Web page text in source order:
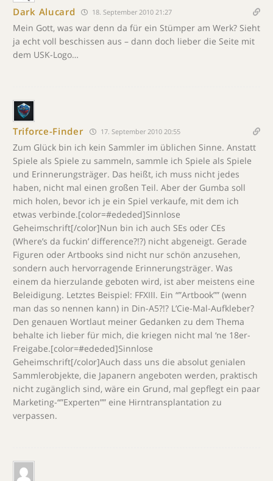
Dark Alucard 18. September 2010 21:27
Mein Gott, was war denn da für ein Stümper am Werk? Sieht
ja echt voll beschissen aus – dann doch lieber die Seite mit
dem USK-Logo…
Triforce-Finder 17. September 2010 20:55
Zum Glück bin ich kein Sammler im üblichen Sinne. Anstatt
Spiele als Spiele zu sammeln, sammle ich Spiele als Spiele
und Erinnerungsträger. Das heißt, ich muss nicht jedes
haben, nicht mal einen großen Teil. Aber der Gumba soll
mich holen, bevor ich je ein Spiel verkaufe, mit dem ich
etwas verbinde.[color=#ededed]Sinnlose
Geheimschrift[/color]Nun bin ich auch SEs oder CEs
(Where’s da fuckin’ difference?!?) nicht abgeneigt. Gerade
Figuren oder Artbooks sind nicht nur schön anzusehen,
sondern auch hervorragende Erinnerungsträger. Was
einem da hierzulande geboten wird, ist aber meistens eine
Beleidigung. Letztes Beispiel: FFXIII. Ein “”Artbook”” (wenn
man das so nennen kann) in Din-A5?!? L’Cie-Mal-Aufkleber?
Den genauen Wortlaut meiner Gedanken zu dem Thema
behalte ich lieber für mich, die kriegen nicht mal ‘ne 18er-
Freigabe.[color=#ededed]Sinnlose
Geheimschrift[/color]Auch dass uns die absolut genialen
Sammlerobjekte, die Japanern angeboten werden, praktisch
nicht zugänglich sind, wäre ein Grund, mal gepflegt ein paar
Marketing-“”Experten”” eine Hirntransplantation zu
verpassen.